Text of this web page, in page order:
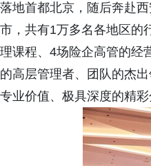
落地首都北京，随后奔赴
市，共有1万多名各地区的
理课程、4场险企高管的经
的高层管理者、团队的杰
专业价值、极具深度的精